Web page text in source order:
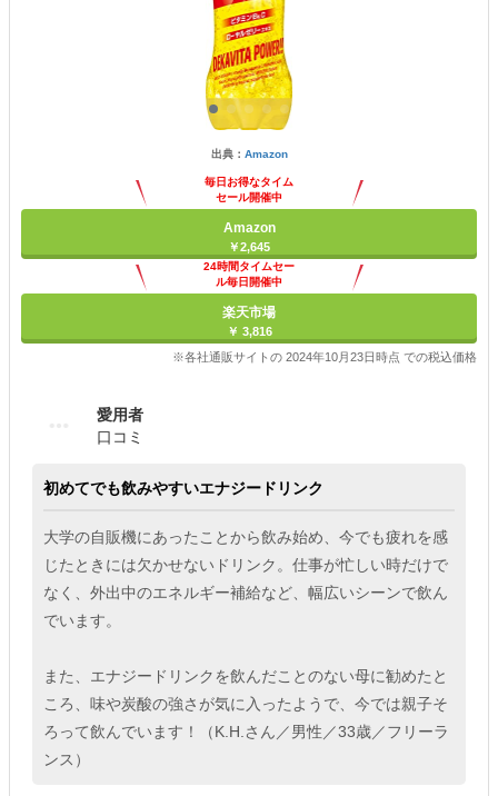
出典： Amazon
毎日お得なタイム
セール開催中
Amazon
￥2,645
24時間タイムセー
ル毎日開催中
楽天市場
￥ 3,816
※各社通販サイトの 2024年10月23日時点 での税込価格
愛用者
口コミ
初めてでも飲みやすいエナジードリンク
大学の自販機にあったことから飲み始め、今でも疲れを感
じたときには欠かせないドリンク。仕事が忙しい時だけで
なく、外出中のエネルギー補給など、幅広いシーンで飲ん
でいます。
また、エナジードリンクを飲んだことのない母に勧めたと
ころ、味や炭酸の強さが気に入ったようで、今では親子そ
ろって飲んでいます！（K.H.さん／男性／33歳／フリーラ
ンス）